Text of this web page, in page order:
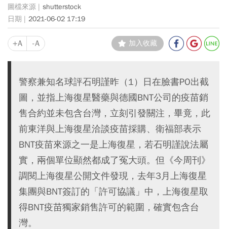
shutterstock
2021-06-02 17:19
+A -A 加入收藏
警察兼知名球評石明謹昨（1）日在臉書PO出截
圖，並指上海復星醫藥與德國BNT公司的疫苗銷
售合約並未包含台灣，立刻引發關注，畢竟，此
前東洋與上海復星洽談疫苗採購、衛福部表示
BNT疫苗來源之一是上海復星，若石明謹說法屬
實，兩個單位顯然都成了冤大頭。但《今周刊》
調閱上海復星公開文件發現，去年3月上海復星
集團與BNT簽訂的「許可協議」中，上海復星取
得BNT疫苗獨家銷售許可的範圍，確實包含台
灣。